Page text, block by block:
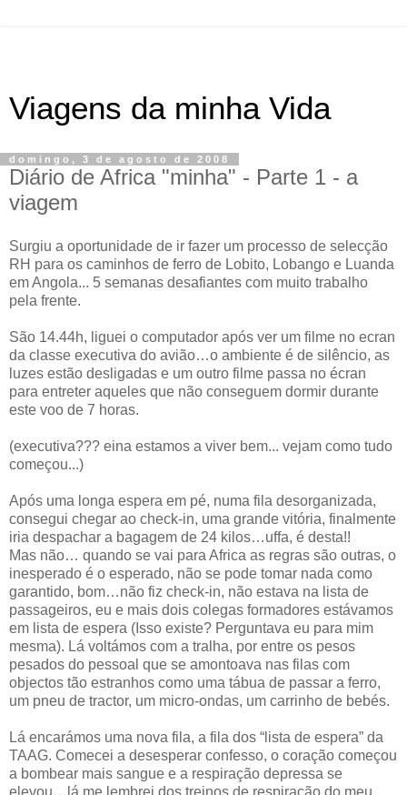
Viagens da minha Vida
domingo, 3 de agosto de 2008
Diário de Africa "minha" - Parte 1 - a
viagem
Surgiu a oportunidade de ir fazer um processo de selecção
RH para os caminhos de ferro de Lobito, Lobango e Luanda
em Angola... 5 semanas desafiantes com muito trabalho
pela frente.
São 14.44h, liguei o computador após ver um filme no ecran
da classe executiva do avião…o ambiente é de silêncio, as
luzes estão desligadas e um outro filme passa no écran
para entreter aqueles que não conseguem dormir durante
este voo de 7 horas.
(executiva??? eina estamos a viver bem... vejam como tudo
começou...)
Após uma longa espera em pé, numa fila desorganizada,
consegui chegar ao check-in, uma grande vitória, finalmente
iria despachar a bagagem de 24 kilos…uffa, é desta!!
Mas não… quando se vai para Africa as regras são outras, o
inesperado é o esperado, não se pode tomar nada como
garantido, bom…não fiz check-in, não estava na lista de
passageiros, eu e mais dois colegas formadores estávamos
em lista de espera (Isso existe? Perguntava eu para mim
mesma). Lá voltámos com a tralha, por entre os pesos
pesados do pessoal que se amontoava nas filas com
objectos tão estranhos como uma tábua de passar a ferro,
um pneu de tractor, um micro-ondas, um carrinho de bebés.
Lá encarámos uma nova fila, a fila dos “lista de espera” da
TAAG. Comecei a desesperar confesso, o coração começou
a bombear mais sangue e a respiração depressa se
elevou…lá me lembrei dos treinos de respiração do meu